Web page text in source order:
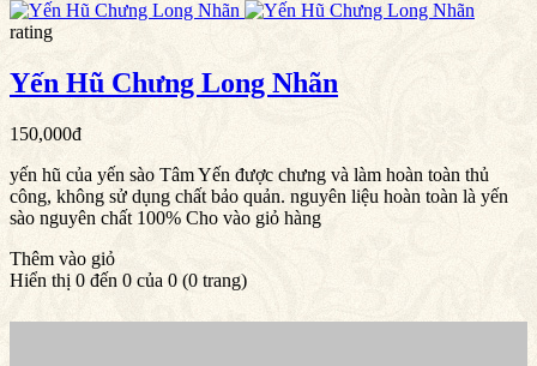
rating
Yến Hũ Chưng Long Nhãn
150,000đ
yến hũ của yến sào Tâm Yến được chưng và làm hoàn toàn thủ
công, không sử dụng chất bảo quản. nguyên liệu hoàn toàn là yến
sào nguyên chất 100% Cho vào giỏ hàng
Thêm vào giỏ
Hiển thị 0 đến 0 của 0 (0 trang)